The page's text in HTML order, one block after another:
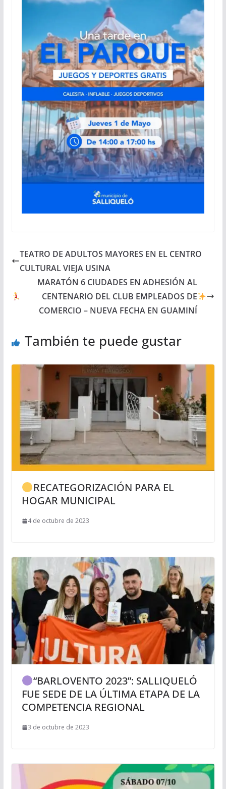
TEATRO DE ADULTOS MAYORES EN EL CENTRO
CULTURAL VIEJA USINA
MARATÓN 6 CIUDADES EN ADHESIÓN AL
CENTENARIO DEL CLUB EMPLEADOS DE
COMERCIO – NUEVA FECHA EN GUAMINÍ
También te puede gustar
RECATEGORIZACIÓN PARA EL
HOGAR MUNICIPAL
4 de octubre de 2023
“BARLOVENTO 2023”: SALLIQUELÓ
FUE SEDE DE LA ÚLTIMA ETAPA DE LA
COMPETENCIA REGIONAL
3 de octubre de 2023